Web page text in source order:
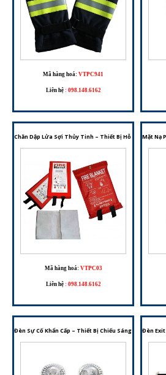
Mã hàng hoá: VTPC941
Liên hệ : 098.148.6162
Chăn Dập Lửa Sợi Thủy Tinh – Thiết Bị Hỗ Trợ Dập
Mã hàng hoá: VTPC03
Liên hệ : 098.148.6162
Mặt Nạ
Đèn Sự Cố Khẩn Cấp – Thiết Bị Chiếu Sáng Dự Phòng
Đèn